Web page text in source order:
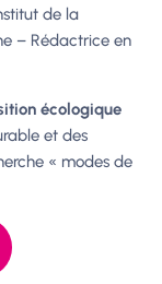
de la
– Rédactrice en
écologique
et des
« modes de